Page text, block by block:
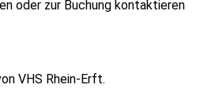
oder zur Buchung kontaktieren
VHS Rhein-Erft.